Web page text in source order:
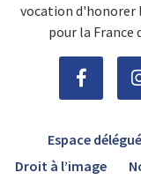
vocation d'honorer
pour la France
Espace
Droit à l’image